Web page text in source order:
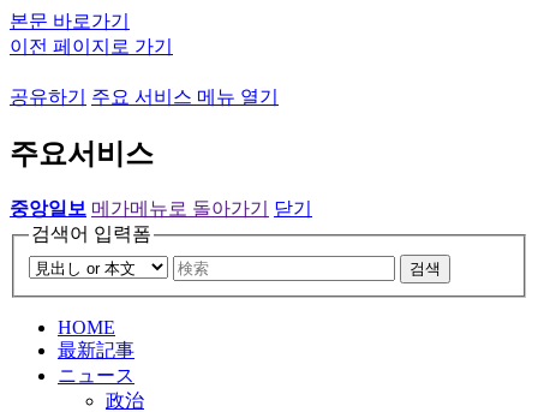
본문 바로가기
이전 페이지로 가기
공유하기 주요 서비스 메뉴 열기
주요서비스
중앙일보 메가메뉴로 돌아가기
닫기
검색어 입력폼
검색
HOME
最新記事
ニュース
政治